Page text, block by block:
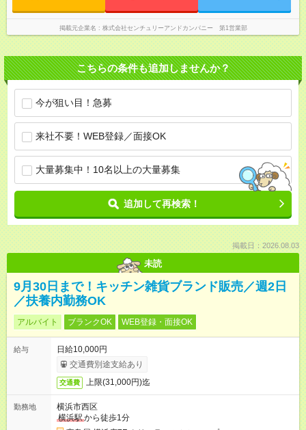
掲載元企業名 株式会社センチュリーアンドカンパニー 第1営業部
こちらの条件も追加しませんか？
今が狙い目！急募
来社不要！WEB登録／面接OK
大量募集中！10名以上の大量募集
追加して再検索！
掲載日：2026.08.03
未読
9月30日まで！キッチン雑貨ブランド販売／週2日
／扶養内勤務OK
アルバイト ブランクOK WEB登録・面接OK
給与
日給10,000円
交通費別途支給あり
交通費 上限(31,000円)迄
勤務地
横浜市西区
横浜駅から徒歩1分